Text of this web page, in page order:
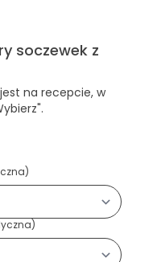
soczewek z
na recepcie, w
)
)